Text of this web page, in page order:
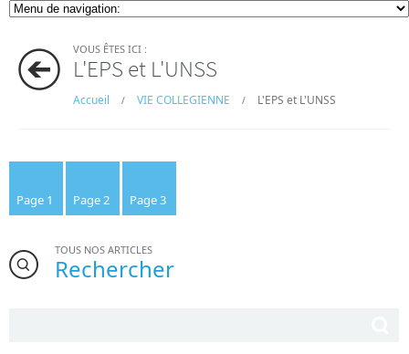
VOUS ÊTES ICI :
L'EPS et L'UNSS
Accueil / VIE COLLEGIENNE / L'EPS et L'UNSS
Page 1 Page 2 Page 3
TOUS NOS ARTICLES
Rechercher